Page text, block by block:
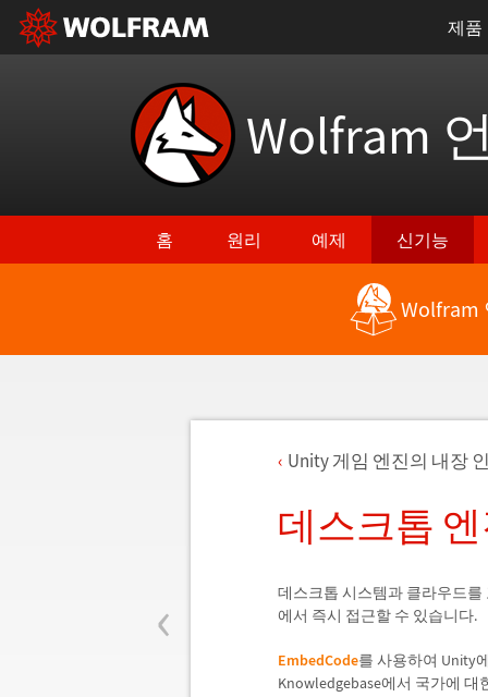
제품
Wolfram
홈 원리 예제 신기능
Wolfram
‹
Unity 게임 엔진의 내장
데스크톱
데스크톱 시스템과 클라우드를
에서 즉시 접근할 수 있습니다.
EmbedCode를 사용하여 Unity
Knowledgebase에서 국가에